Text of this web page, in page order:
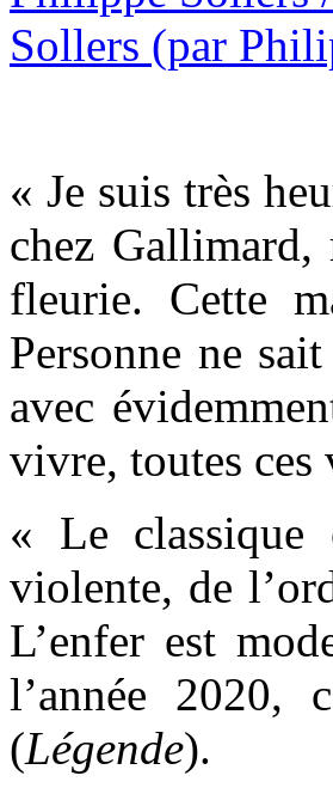
« Je suis très
chez Gallimard,
fleurie. Cette
Personne ne
avec
vivre, toutes
« Le classique
violente, de
L’enfer est
l’année 2020,
(Légende).